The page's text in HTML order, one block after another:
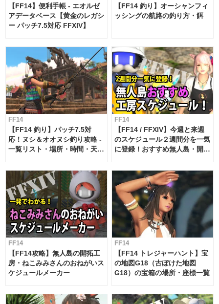
【FF14】便利手帳 - エオルゼ
アデータベース【黄金のレガシ
ー パッチ7.5対応 FFXIV】
【FF14 釣り】オーシャンフィ
ッシングの航路の釣り方・餌
FF14
【FF14 釣り】パッチ7.5対
応！ヌシ＆オオヌシ釣り攻略 -
一覧リスト・場所・時間・天
FF14
【FF14 / FFXIV】今週と来週
のスケジュール２週間分を一気
に登録！おすすめ無人島・開拓
FF14
【FF14攻略】無人島の開拓工
房・ねこみみさんのおねがいス
ケジュールメーカー
FF14
【FF14 トレジャーハント】宝
の地図G18（古ぼけた地図
G18）の宝箱の場所・座標一覧